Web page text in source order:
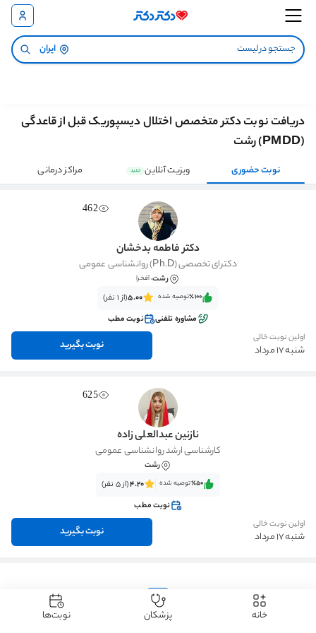
ایران
دریافت نوبت دکتر متخصص اختلال دیسپوریک قبل از قاعدگی
(PMDD) رشت
نوبت حضوری ویزیت آنلاین جدید مراکز درمانی
462
دکتر فاطمه بدخشان
دکترای تخصصی (Ph.D) روانشناسی عمومی
رشت، آفخرا
٪100‌‌‌توصیه شده 5.00(از 1 نفر)
مشاوره تلفنی
نوبت مطب
اولین نوبت خالی
شنبه 17 مرداد نوبت بگیرید
625
نازنین عبدالعلی زاده
کارشناسی ارشد روانشناسی عمومی
رشت
٪50‌‌‌توصیه شده 4.20(از 5 نفر)
نوبت مطب
اولین نوبت خالی
شنبه 17 مرداد نوبت بگیرید
1
خانه پزشکان نوبت‌ها